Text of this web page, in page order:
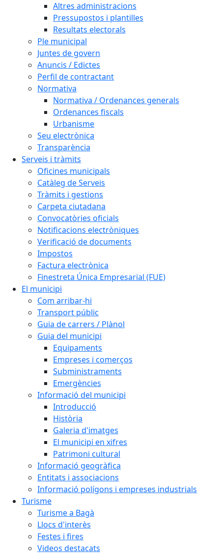
Altres administracions
Pressupostos i plantilles
Resultats electorals
Ple municipal
Juntes de govern
Anuncis / Edictes
Perfil de contractant
Normativa
Normativa / Ordenances generals
Ordenances fiscals
Urbanisme
Seu electrònica
Transparència
Serveis i tràmits
Oficines municipals
Catàleg de Serveis
Tràmits i gestions
Carpeta ciutadana
Convocatòries oficials
Notificacions electròniques
Verificació de documents
Impostos
Factura electrònica
Finestreta Única Empresarial (FUE)
El municipi
Com arribar-hi
Transport públic
Guia de carrers / Plànol
Guia del municipi
Equipaments
Empreses i comerços
Subministraments
Emergències
Informació del municipi
Introducció
Història
Galeria d'imatges
El municipi en xifres
Patrimoni cultural
Informació geogràfica
Entitats i associacions
Informació polígons i empreses industrials
Turisme
Turisme a Bagà
Llocs d'interès
Festes i fires
Videos destacats